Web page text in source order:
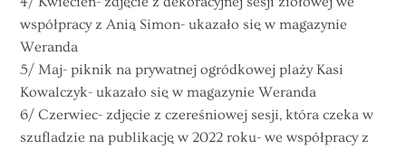
współpracy z Anią Simon- ukazało się w magazynie
Weranda
5/ Maj- piknik na prywatnej ogródkowej plaży Kasi
Kowalczyk- ukazało się w magazynie Weranda
6/ Czerwiec- zdjęcie z czereśniowej sesji, która czeka w
szufladzie na publikację w 2022 roku- we współpracy z